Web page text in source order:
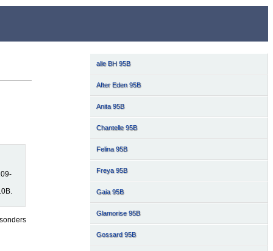
alle BH 95B
After Eden 95B
Anita 95B
Chantelle 95B
Felina 95B
Freya 95B
Gaia 95B
Glamorise 95B
Gossard 95B